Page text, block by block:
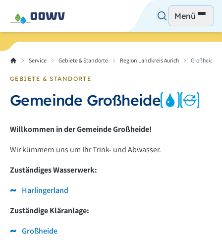
Menü
Service Gebiete & Standorte Region Landkreis Aurich Großheide
GEBIETE & STANDORTE
Gemeinde Großheide
Willkommen in der Gemeinde Großheide!
Wir kümmern uns um Ihr Trink- und Abwasser.
Zuständiges Wasserwerk:
Harlingerland
Zuständige Kläranlage:
Großheide